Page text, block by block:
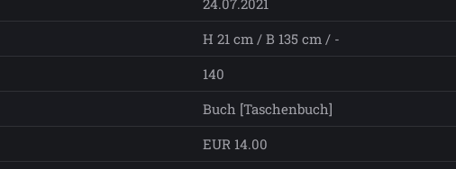
24.07.2021
H 21 cm / B 135 cm / -
140
Buch [Taschenbuch]
EUR 14.00